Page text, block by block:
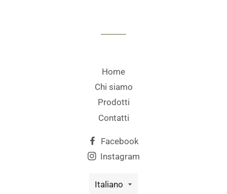
Home
Chi siamo
Prodotti
Contatti
Facebook
Instagram
Lingua
Italiano